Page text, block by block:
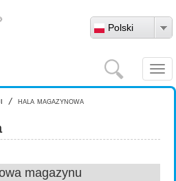
Polski
Szukaj
/ hala magazynowa
magazynu